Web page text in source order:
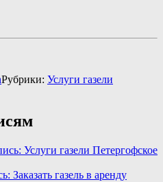
Рубрики: Услуги газели
Услуги газели Петергофское
Заказать газель в аренду